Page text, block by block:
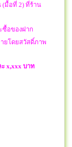
(มื้อที่ 2) ที่ร้าน
ซื้อของฝาก
ยโดยสวัสดิ์ภาพ
x,xxx บาท